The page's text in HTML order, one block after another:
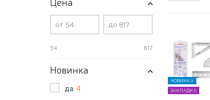
от до
54 817
Новинка
да 4
НОВИНКА
ЗАКЛАДКА